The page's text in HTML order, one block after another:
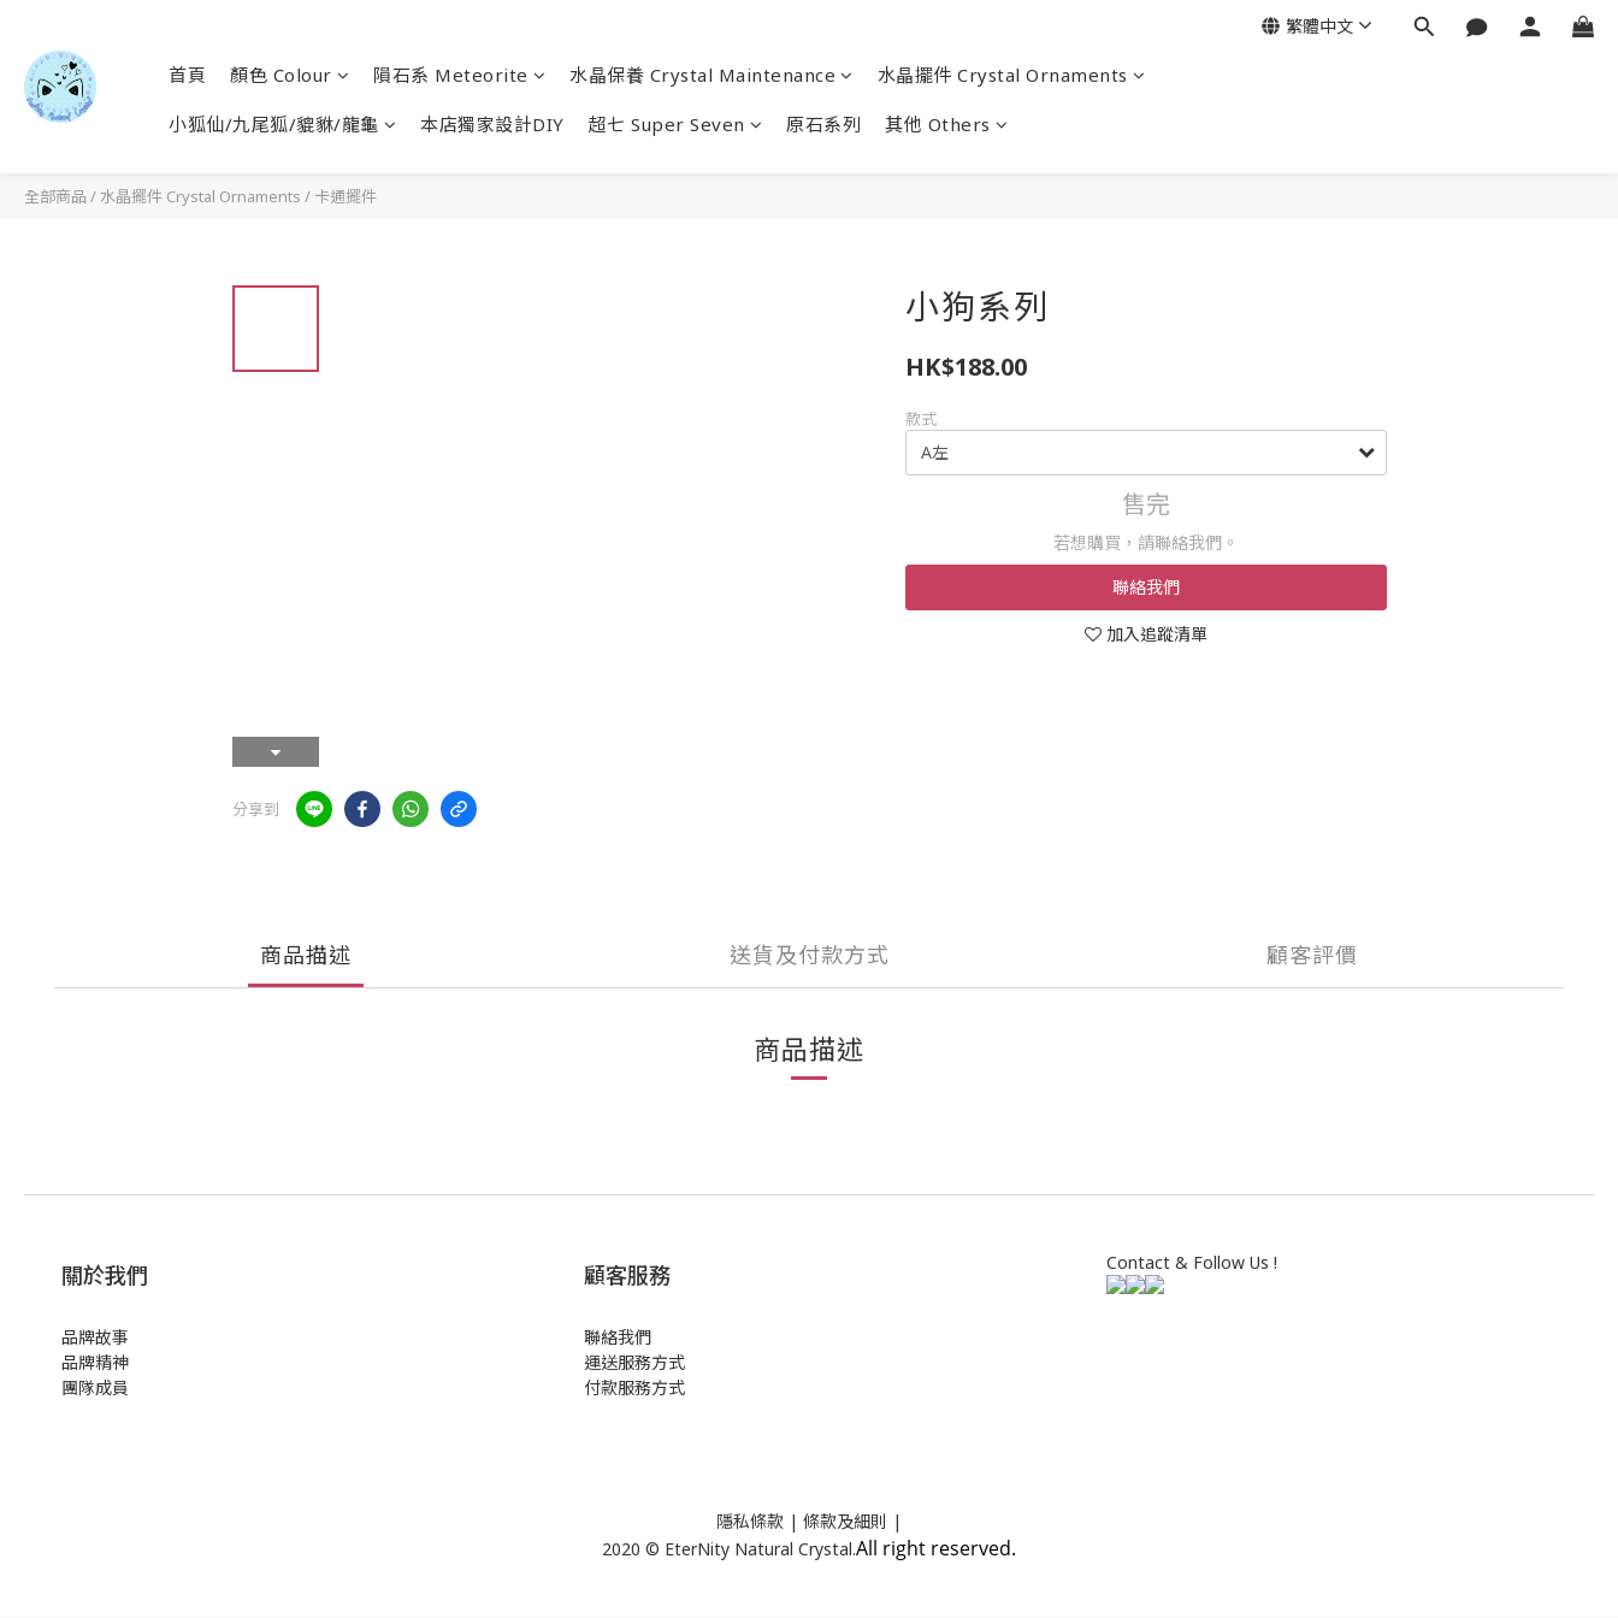
首頁 顏色 Colour 隕石系 Meteorite 水晶保養 Crystal Maintenance 水晶擺件 Crystal Ornaments
小狐仙/九尾狐/貔貅/龍龜 本店獨家設計DIY 超七 Super Seven 原石系列 其他 Others
繁體中文
全部商品 / 水晶擺件 Crystal Ornaments / 卡通擺件
分享到
小狗系列
HK$188.00
款式
售完
若想購買，請聯絡我們。
聯絡我們
加入追蹤清單
商品描述 送貨及付款方式 顧客評價
商品描述
關於我們
品牌故事
品牌精神
團隊成員
顧客服務
聯絡我們
運送服務方式
付款服務方式
Contact & Follow Us !
隱私條款 | 條款及細則 |
2020 © EterNity Natural Crystal.All right reserved.